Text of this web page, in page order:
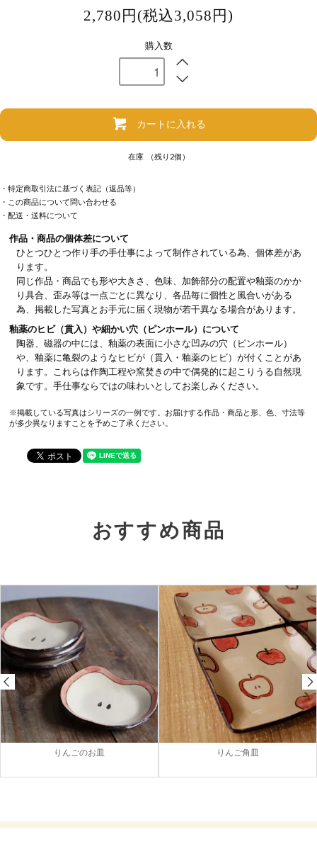
2,780円(税込3,058円)
購入数
カートに入れる
在庫 （残り2個）
・特定商取引法に基づく表記（返品等）
・この商品について問い合わせる
・配送・送料について
作品・商品の個体差について
ひとつひとつ作り手の手仕事によって制作されている為、個体差があ
ります。
同じ作品・商品でも形や大きさ、色味、加飾部分の配置や釉薬のかか
り具合、歪み等は一点ごとに異なり、各品毎に個性と風合いがある
為、掲載した写真とお手元に届く現物が若干異なる場合があります。
釉薬のヒビ（貫入）や細かい穴（ピンホール）について
陶器、磁器の中には、釉薬の表面に小さな凹みの穴（ピンホール）
や、釉薬に亀裂のようなヒビが（貫入・釉薬のヒビ）が付くことがあ
ります。これらは作陶工程や窯焚きの中で偶発的に起こりうる自然現
象です。手仕事ならではの味わいとしてお楽しみください。
※掲載している写真はシリーズの一例です。お届けする作品・商品と形、色、寸法等
が多少異なりますことを予めご了承ください。
おすすめ商品
りんごのお皿 りんご角皿